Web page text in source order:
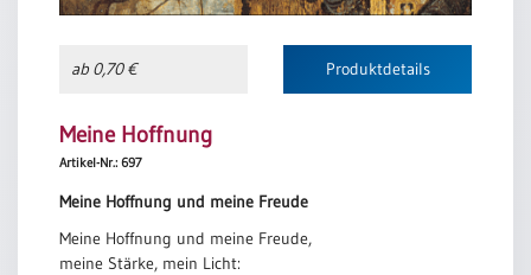
Einzelposter
Sortimente
Hefte
Jahreslosung
ab 0,70 € Produktdetails
Meine Hoffnung
Artikel-Nr.: 697
Meine Hoffnung und meine Freude
Meine Hoffnung und meine Freude,
meine Stärke, mein Licht: